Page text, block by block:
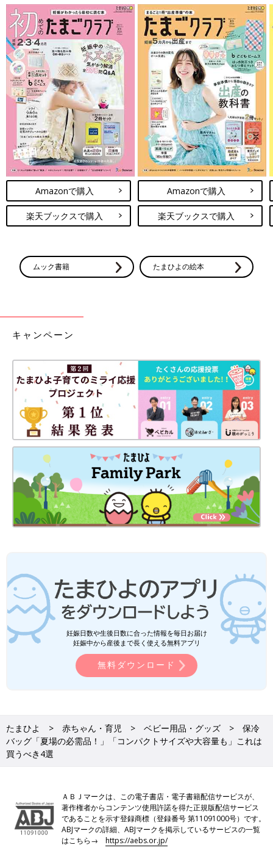
Amazonで購入
楽天ブックスで購入
Amazonで購入
楽天ブックスで購入
ムック書籍 たまひよの絵本
キャンペーン
妊娠日数や生後日数に合った情報を毎日お届け
妊娠中から産後まで長く使える無料アプリ
無料ダウンロード
たまひよ 赤ちゃん・育児 ベビー用品・グッズ
保冷
バッグ「夏場の必需品！」「コンパクトサイズや大容量も」これは
買うべき4選
ＡＢＪマークは、この電子書店・電子書籍配信サービスが、
著作権者からコンテンツ使用許諾を得た正規版配信サービス
であることを示す登録商標（登録番号 第11091000号）です。
ABJマークの詳細、ABJマークを掲示しているサービスの一覧
はこちら→https://aebs.or.jp/